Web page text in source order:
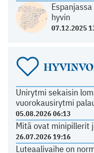
hyvin
07.12.2025
Unirytmi sekaisin
vuorokausirytmi
05.08.2026 06:13
Mitä ovat minipillerit
26.07.2026 19:16
Luteaalivaihe on